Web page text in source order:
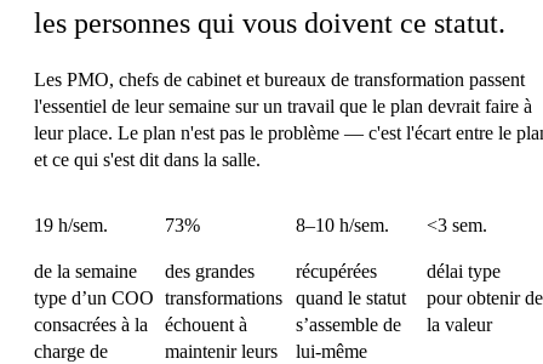
les personnes qui vous doivent ce statut.
Les PMO, chefs de cabinet et bureaux de transformation passent
l'essentiel de leur semaine sur un travail que le plan devrait faire à
leur place. Le plan n'est pas le problème — c'est l'écart entre le
et ce qui s'est dit dans la salle.
19 h/sem.
de la semaine
type d’un COO
consacrées à la
charge de
73%
des grandes
transformations
échouent à
maintenir leurs
8–10 h/sem.
récupérées
quand le statut
s’assemble de
lui-même
<3 sem.
délai type
pour obtenir de
la valeur